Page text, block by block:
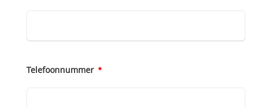
Telefoonnummer